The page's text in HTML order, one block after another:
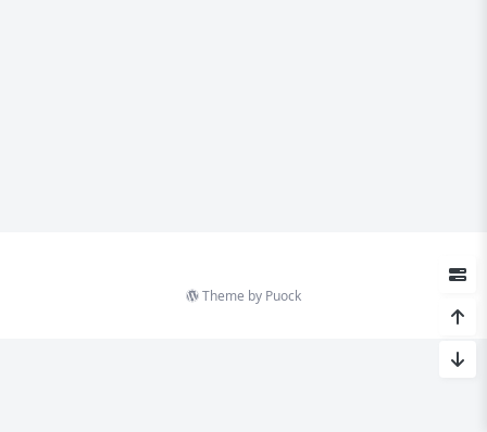
Theme by Puock